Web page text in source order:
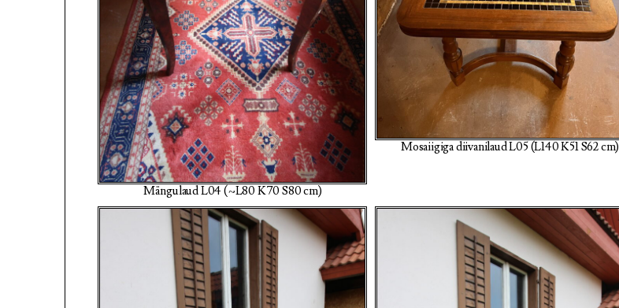
Mängulaud L04 (~L80 K70 S80 cm)
Mosaiigiga diivanilaud L05 (L140 K51 S62 cm)